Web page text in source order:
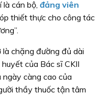
cán bộ, đảng viên
thiết thực cho công tác
chặng đường đủ dài
của Bác sĩ CKII
ngày càng cao của
thầy thuốc tận tâm